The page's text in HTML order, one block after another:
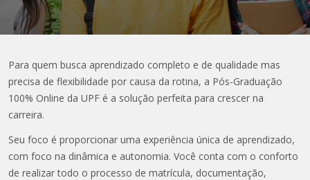
Para quem busca aprendizado completo e de qualidade mas
precisa de flexibilidade por causa da rotina, a Pós-Graduação
100% Online da UPF é a solução perfeita para crescer na
carreira.
Seu foco é proporcionar uma experiência única de aprendizado,
com foco na dinâmica e autonomia. Você conta com o conforto
de realizar todo o processo de matrícula, documentação,